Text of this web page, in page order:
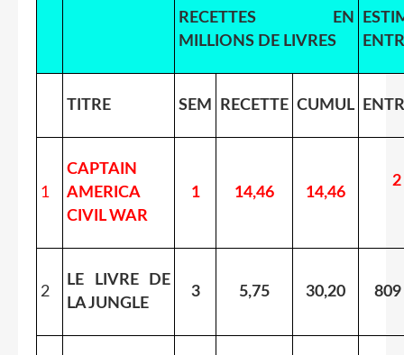
RECETTES EN
MILLIONS DE LIVRES
TITRE SEM RECETTE CUMUL
1
CAPTAIN
AMERICA
CIVIL WAR
1 14,46 14,46
2
2
LE LIVRE DE
LA JUNGLE
3 5,75 30,20 809